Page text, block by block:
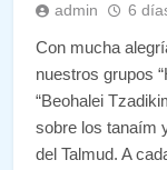
admin 6
Con mucha
nuestros grupos
“Beohalei
sobre los tanaím
del Talmud. A